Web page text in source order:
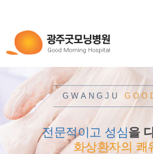
GWANGJU
전문적이고 성심을
화상환자의 쾌